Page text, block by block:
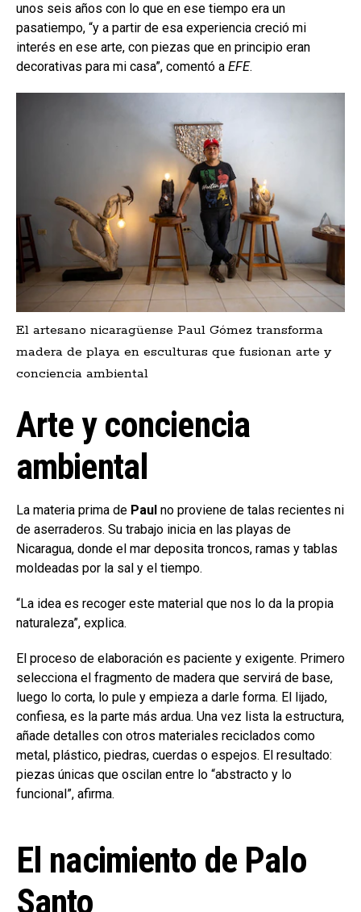
unos seis años con lo que en ese tiempo era un
pasatiempo, “y a partir de esa experiencia creció mi
interés en ese arte, con piezas que en principio eran
decorativas para mi casa”, comentó a EFE.
El artesano nicaragüense Paul Gómez transforma
madera de playa en esculturas que fusionan arte y
conciencia ambiental
Arte y conciencia
ambiental
La materia prima de Paul no proviene de talas recientes ni
de aserraderos. Su trabajo inicia en las playas de
Nicaragua, donde el mar deposita troncos, ramas y tablas
moldeadas por la sal y el tiempo.
“La idea es recoger este material que nos lo da la propia
naturaleza”, explica.
El proceso de elaboración es paciente y exigente. Primero
selecciona el fragmento de madera que servirá de base,
luego lo corta, lo pule y empieza a darle forma. El lijado,
confiesa, es la parte más ardua. Una vez lista la estructura,
añade detalles con otros materiales reciclados como
metal, plástico, piedras, cuerdas o espejos. El resultado:
piezas únicas que oscilan entre lo “abstracto y lo
funcional”, afirma.
El nacimiento de Palo
Santo